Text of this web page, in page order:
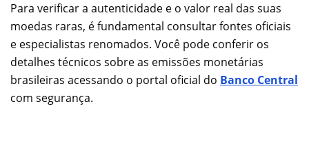
Para verificar a autenticidade e o valor real das suas
moedas raras, é fundamental consultar fontes oficiais
e especialistas renomados. Você pode conferir os
detalhes técnicos sobre as emissões monetárias
brasileiras acessando o portal oficial do Banco Central
com segurança.